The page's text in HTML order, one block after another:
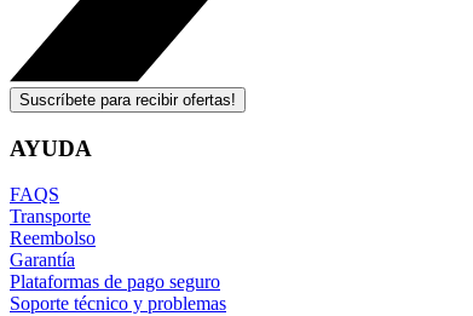
Suscríbete para recibir ofertas!
AYUDA
FAQS
Transporte
Reembolso
Garantía
Plataformas de pago seguro
Soporte técnico y problemas